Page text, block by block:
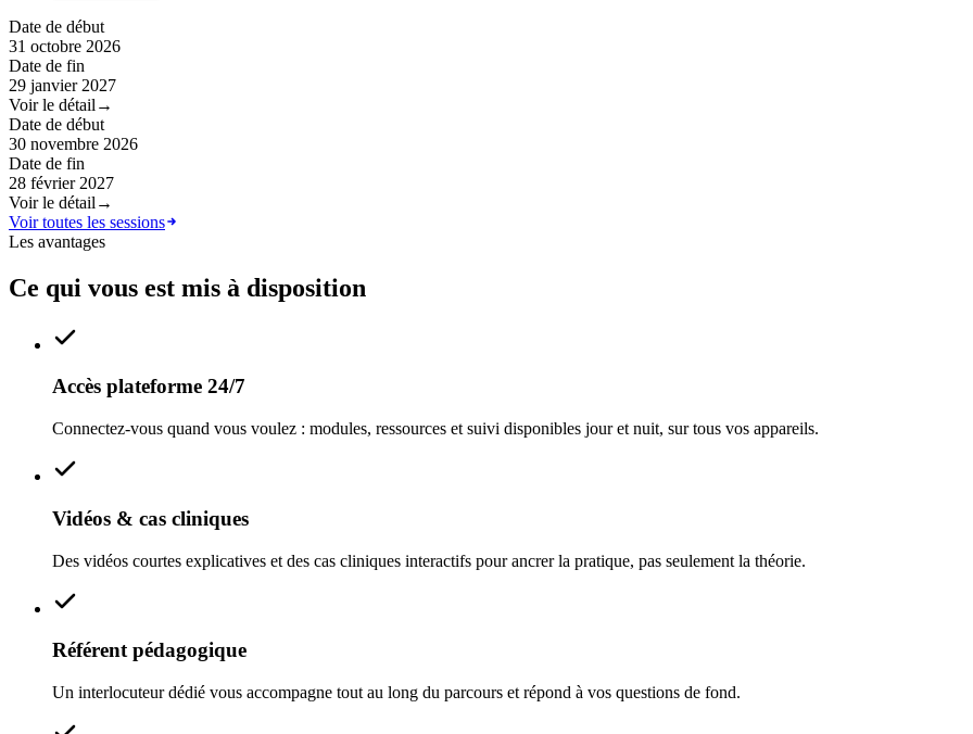
Date de début
31 octobre 2026
Date de fin
29 janvier 2027
Voir le détail →
Date de début
30 novembre 2026
Date de fin
28 février 2027
Voir le détail →
Voir toutes les sessions
Les avantages
Ce qui vous est mis à disposition
Accès plateforme 24/7
Connectez-vous quand vous voulez : modules, ressources et suivi disponibles jour et nuit, sur tous vos appareils.
Vidéos & cas cliniques
Des vidéos courtes explicatives et des cas cliniques interactifs pour ancrer la pratique, pas seulement la théorie.
Référent pédagogique
Un interlocuteur dédié vous accompagne tout au long du parcours et répond à vos questions de fond.